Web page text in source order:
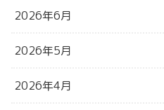
2026年6月
2026年5月
2026年4月